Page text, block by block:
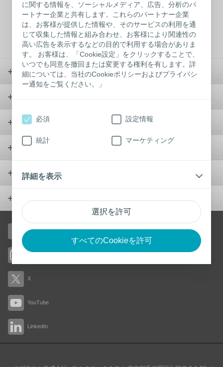
に関する情報を、ソーシャルメディア、広告、分析のパ
ートナー企業と共有します。これらのパートナー企業
は、お客様が提供した情報や、そのサービスの利用を通
じて収集した情報と組み合わせ、お客様により関連性の
高い広告を表示するなどの目的で利用する場合がありま
す。 お客様は、「Cookie設定」をクリックすることで、
いつでも同意を撤回または変更する権利を有します。詳
細については、当社のCookieポリシーおよびプライバシ
ー通知をご覧ください。」
選択を許可
すべてのCookieを許可
必須 設定情報
統計 マーケティング
詳細を表示
左列の上から、【お名前】【ご住所】【パスポート番号】【ご署
名】
左から2番目の列の上から【主治医】【医療機関】【主治医の署
名】【日付】
オストメイトの方は、左から3番目の列、上から2番目の
「Ostomy supplies」にチェックを入れましょう。
Facebook
X
YouTube
LinkedIn
ストーマケア
ウンドケア
ウロロジー
製品